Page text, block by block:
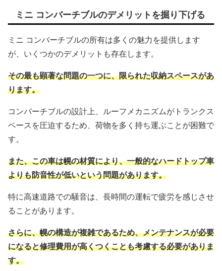
ミニ コンバーチブルのデメリットを掘り下げる
ミニ コンバーチブルの所有は多くの魅力を提供します
が、いくつかのデメリットも存在します。
その最も顕著な問題の一つに、限られた収納スペースがあ
ります。
コンバーチブルの設計上、ルーフメカニズムがトランクス
ペースを圧迫するため、荷物を多く持ち運ぶことが困難で
す。
また、この車は幌の材質により、一般的なハードトップ車
よりも防音性が低いという問題があります。
特に高速道路での騒音は、長時間の運転で疲労を感じさせ
ることがあります。
さらに、幌の構造が複雑であるため、メンテナンスが必要
になると修理費用が高くつくことも考慮する必要がありま
す。